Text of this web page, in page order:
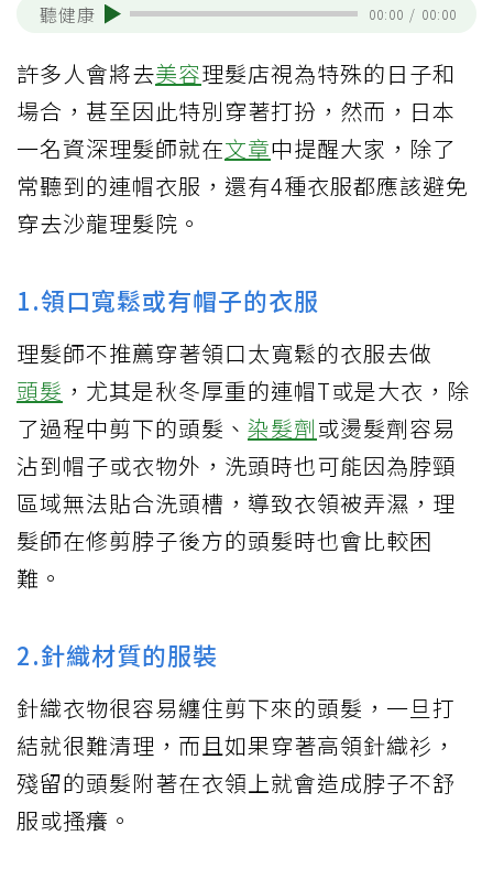
聽健康 00:00 / 00:00
許多人會將去美容理髮店視為特殊的日子和
場合，甚至因此特別穿著打扮，然而，日本
一名資深理髮師就在文章中提醒大家，除了
常聽到的連帽衣服，還有4種衣服都應該避免
穿去沙龍理髮院。
1.領口寬鬆或有帽子的衣服
理髮師不推薦穿著領口太寬鬆的衣服去做
頭髮 ，尤其是秋冬厚重的連帽T或是大衣，除
了過程中剪下的頭髮、 染髮劑或燙髮劑容易
沾到帽子或衣物外，洗頭時也可能因為脖頸
區域無法貼合洗頭槽，導致衣領被弄濕，理
髮師在修剪脖子後方的頭髮時也會比較困
難。
2.針織材質的服裝
針織衣物很容易纏住剪下來的頭髮，一旦打
結就很難清理，而且如果穿著高領針織衫，
殘留的頭髮附著在衣領上就會造成脖子不舒
服或搔癢。